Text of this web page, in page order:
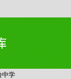
中学